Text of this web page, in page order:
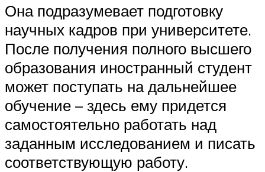
Она подразумевает подготовку
научных кадров при университете.
После получения полного высшего
образования иностранный студент
может поступать на дальнейшее
обучение – здесь ему придется
самостоятельно работать над
заданным исследованием и писать
соответствующую работу.